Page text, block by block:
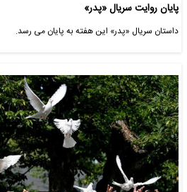
پایان روایت سریال «پدر»
داستان سریال «پدر» این هفته به پایان می رسد.